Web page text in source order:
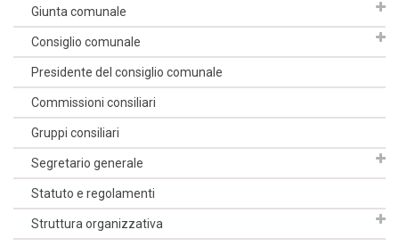
Giunta comunale
Consiglio comunale
Presidente del consiglio comunale
Commissioni consiliari
Gruppi consiliari
Segretario generale
Statuto e regolamenti
Struttura organizzativa